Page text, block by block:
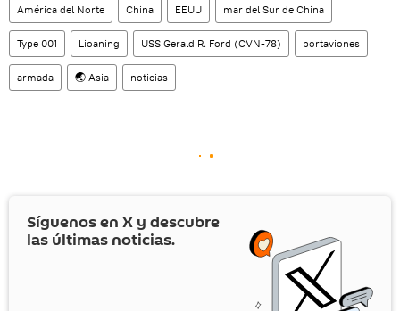
América del Norte China EEUU mar del Sur de China
Type 001 Lioaning USS Gerald R. Ford (CVN-78) portaviones
armada 🌏 Asia noticias
Síguenos en X y descubre
las últimas noticias.